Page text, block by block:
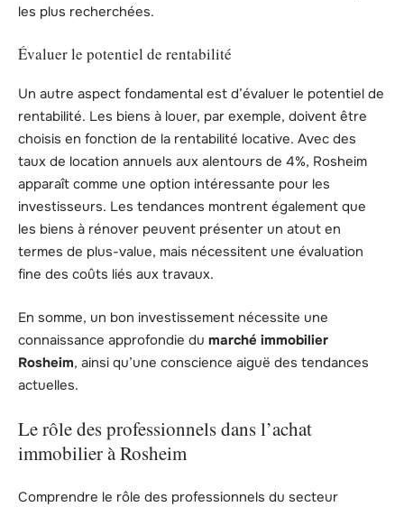
les plus recherchées.
Évaluer le potentiel de rentabilité
Un autre aspect fondamental est d’évaluer le potentiel de
rentabilité. Les biens à louer, par exemple, doivent être
choisis en fonction de la rentabilité locative. Avec des
taux de location annuels aux alentours de 4%, Rosheim
apparaît comme une option intéressante pour les
investisseurs. Les tendances montrent également que
les biens à rénover peuvent présenter un atout en
termes de plus-value, mais nécessitent une évaluation
fine des coûts liés aux travaux.
En somme, un bon investissement nécessite une
connaissance approfondie du marché immobilier
Rosheim, ainsi qu’une conscience aiguë des tendances
actuelles.
Le rôle des professionnels dans l’achat
immobilier à Rosheim
Comprendre le rôle des professionnels du secteur